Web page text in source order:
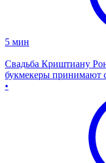
5 мин
Свадьба Криштиану
букмекеры принимают
•